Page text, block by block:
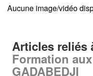
Aucune image/vidéo
Articles reliés
Formation
GADABEDJI